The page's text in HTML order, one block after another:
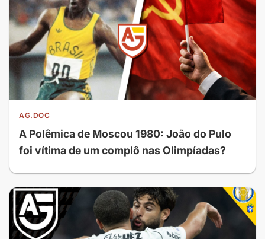
AG.DOC
A Polêmica de Moscou 1980: João do Pulo
foi vítima de um complô nas Olimpíadas?